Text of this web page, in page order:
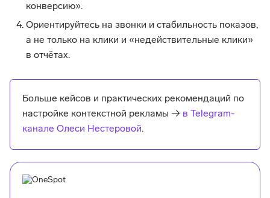
конверсию».
Ориентируйтесь на звонки и стабильность показов,
а не только на клики и «недействительные клики»
в отчётах.
Больше кейсов и практических рекомендаций по
настройке контекстной рекламы → в Telegram-
канале Олеси Нестеровой.